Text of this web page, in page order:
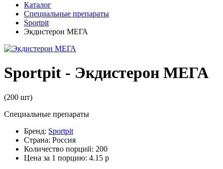
Каталог
Специальные препараты
Sportpit
Экдистерон МЕГА
Sportpit - Экдистерон МЕГА
(200 шт)
Специальные препараты
Бренд: Sportpit
Страна: Россия
Количество порций: 200
Цена за 1 порцию: 4.15 р